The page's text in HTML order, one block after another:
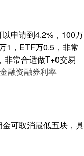
申请到4.2%，100万
1，ETF万0.5，非常
非常合适做T+0交易
融资融券利率
可取消最低五块，具